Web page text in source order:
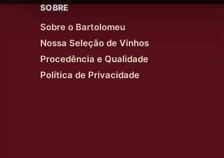
SOBRE
Sobre o Bartolomeu
Nossa Seleção de Vinhos
Procedência e Qualidade
Política de Privacidade